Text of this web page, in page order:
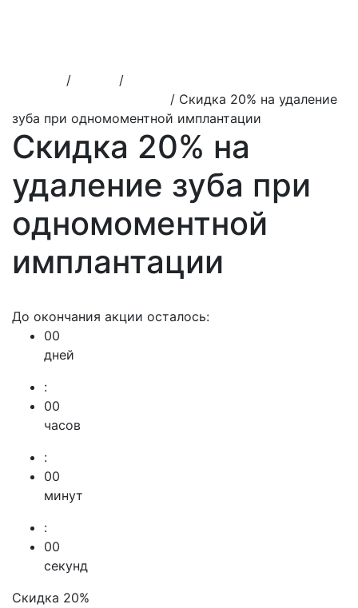
/ /
/ Скидка 20% на удаление
зуба при одномоментной имплантации
Скидка 20% на
удаление зуба при
одномоментной
имплантации
До окончания акции осталось:
00
дней
:
00
часов
:
00
минут
:
00
секунд
Скидка 20%